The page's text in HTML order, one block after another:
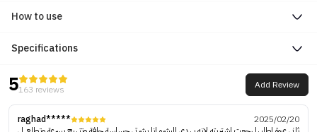
How to use
Specifications
5163 reviews Add Review
raghad*****
2025/02/20